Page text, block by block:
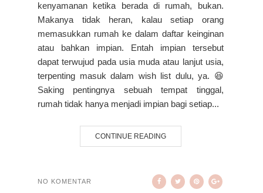
kenyamanan ketika berada di rumah, bukan.
Makanya tidak heran, kalau setiap orang
memasukkan rumah ke dalam daftar keinginan
atau bahkan impian. Entah impian tersebut
dapat terwujud pada usia muda atau lanjut usia,
terpenting masuk dalam wish list dulu, ya. 😆
Saking pentingnya sebuah tempat tinggal,
rumah tidak hanya menjadi impian bagi setiap...
CONTINUE READING
NO KOMENTAR